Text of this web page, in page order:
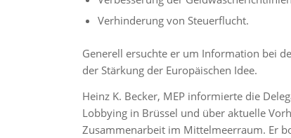
Verhinderung von Steuerflucht.
Generell ersuchte er um Information bei
der Stärkung der Europäischen Idee.
Heinz K. Becker, MEP informierte die
Lobbying in Brüssel und über aktuelle
Zusammenarbeit im Mittelmeerraum. Er